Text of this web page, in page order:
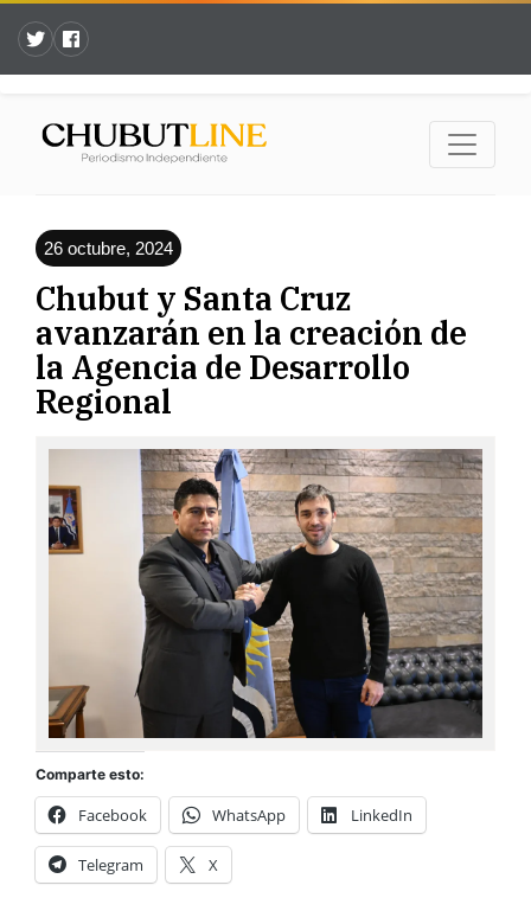
26 octubre, 2024
Chubut y Santa Cruz
avanzarán en la creación de
la Agencia de Desarrollo
Regional
Comparte esto:
Facebook WhatsApp LinkedIn
Telegram X